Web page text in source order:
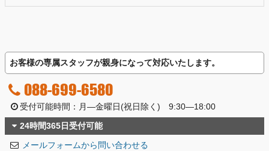
お客様の専属スタッフが親身になって対応いたします。
088-699-6580
受付可能時間：月―金曜日(祝日除く) 9:30―18:00
24時間365日受付可能
メールフォームから問い合わせる